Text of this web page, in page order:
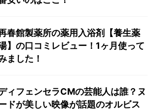
春館製薬所の薬用入浴剤【養生薬
】の口コミレビュー！1ヶ月使って
ました！
ィフェンセラCMの芸能人は誰？ヌ
ドが美しい映像が話題のオルビス